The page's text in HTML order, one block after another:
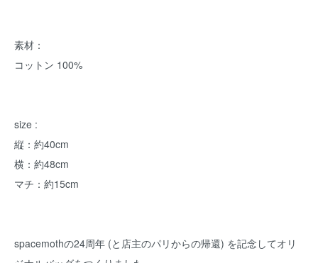
素材：
コットン 100%
size :
縦：約40cm
横：約48cm
マチ：約15cm
spacemothの24周年 (と店主のパリからの帰還) を記念してオリ